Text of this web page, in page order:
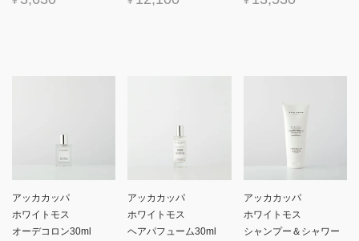
アッカカッパ
ホワイトモス
オーデコロン30ml
アッカカッパ
ホワイトモス
ヘアパフューム30ml
アッカカッパ
ホワイトモス
シャンプー＆シャワー